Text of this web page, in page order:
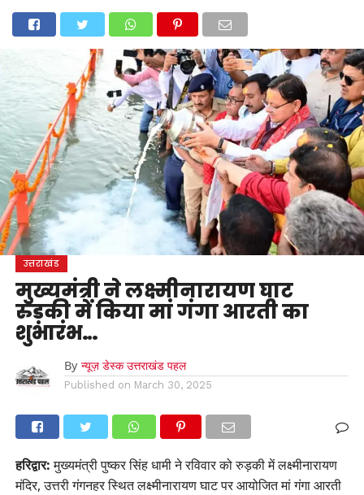
उत्तरकाशीउधम सिंह नगरचंपावतचमोलीटिहरी गढ़वाल
पिथौरागढ़पौड़ी गढ़वालबागेश्वररुद्रप्रयाग हरिद्वार देशदुनिया
मनोरंजन
उत्तराखंड
मुख्यमंत्री ने लक्ष्मीनारायण घाट
रुड़की में किया मां गंगा आरती का
शुभारंभ…
By न्यूज़ डेस्क उत्तराखंड पहल
Published on March 30, 2025
हरिद्वार:मुख्यमंत्री पुष्कर सिंह धामी ने रविवार को रुड़की में लक्ष्मीनारायण
मंदिर, उत्तरी गंगनहर स्थित लक्ष्मीनारायण घाट पर आयोजित मां गंगा आरती